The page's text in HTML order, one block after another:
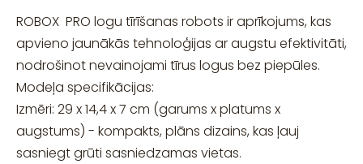
ROBOX PRO logu tīrīšanas robots ir aprīkojums, kas
apvieno jaunākās tehnoloģijas ar augstu efektivitāti,
nodrošinot nevainojami tīrus logus bez piepūles.
Modeļa specifikācijas:
Izmēri: 29 x 14,4 x 7 cm (garums x platums x
augstums) - kompakts, plāns dizains, kas ļauj
sasniegt grūti sasniedzamas vietas.